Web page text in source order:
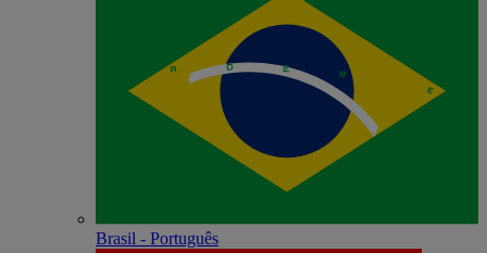
Brasil - Português